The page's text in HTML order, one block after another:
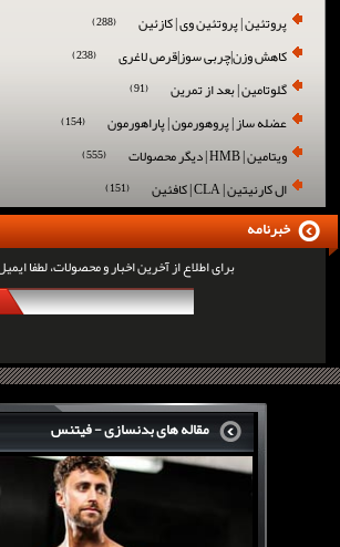
پروتئین | پروتئین وی | کازئین (288)
کاهش وزن|چربی سوز|قرص لاغری (238)
گلوتامین | بعد از تمرین (91)
عضله ساز | پروهورمون | پاراهورمون (154)
ویتامین | HMB | دیگر محصولات (555)
ال کارنیتین | CLA | کافئین (151)
برای اطلاع از آخرین اخبار و محصولات، لطفا
خبرنامه
مقاله های بدنسازی - فیتنس
سرگی کنستانس چگونه بر روی بازو های فوق